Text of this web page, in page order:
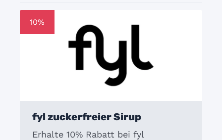
10%
fyl zuckerfreier Sirup
Erhalte 10% Rabatt bei fyl